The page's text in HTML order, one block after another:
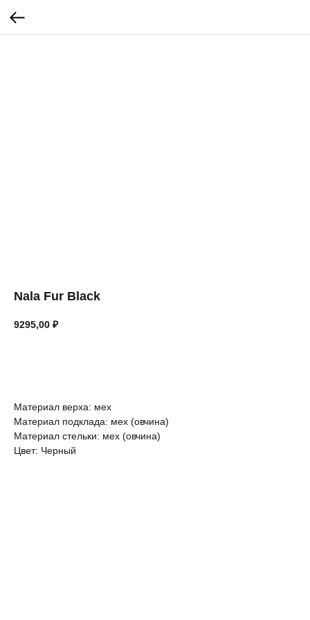
Nala Fur Black
9295,00 ₽
Материал верха: мех
Материал подклада: мех (овчина)
Материал стельки: мех (овчина)
Цвет: Черный